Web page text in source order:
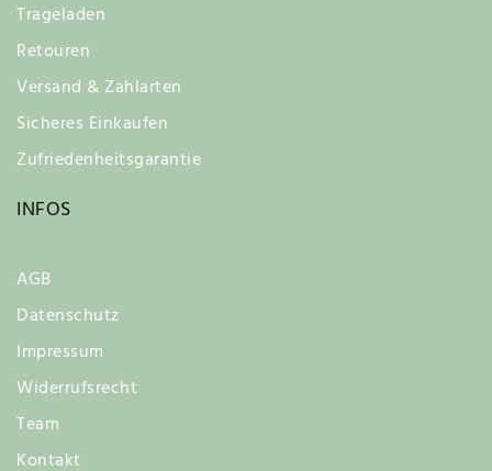
Trageladen
Retouren
Versand & Zahlarten
Sicheres Einkaufen
Zufriedenheitsgarantie
INFOS
AGB
Datenschutz
Impressum
Widerrufsrecht
Team
Kontakt